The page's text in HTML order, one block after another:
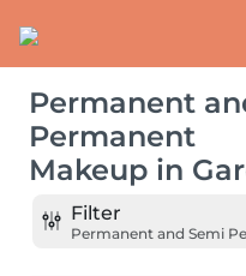
Permanent
Permanent
Makeup in
Filter
Permanent and Semi